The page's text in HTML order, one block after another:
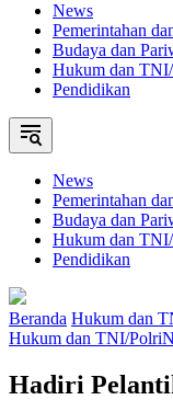
News
Pemerintahan
Budaya dan
Hukum dan
Pendidikan
News
Pemerintahan
Budaya dan
Hukum dan
Pendidikan
Beranda Hukum dan
Hukum dan TNI/Polri
Hadiri